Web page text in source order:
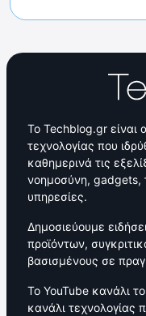
Το Techblog.gr είναι
τεχνολογίας που
καθημερινά τις
νοημοσύνη, gadgets,
υπηρεσίες.
Δημοσιεύουμε
προϊόντων,
βασισμένους σε
Το YouTube κανάλι
κανάλι τεχνολογίας